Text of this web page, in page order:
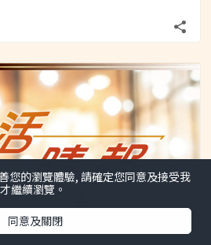
您的瀏覽體驗, 請確定您同意及接受我
才繼續瀏覽。
同意及關閉